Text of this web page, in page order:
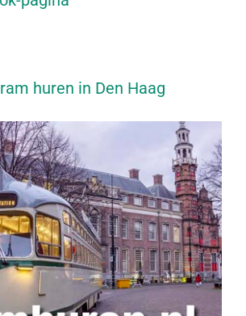
huren in Den Haag